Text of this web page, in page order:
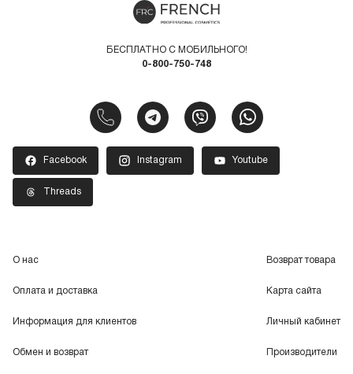
БЕСПЛАТНО С МОБИЛЬНОГО!
0-800-750-748
Facebook Instagram Youtube
Threads
О нас
Оплата и доставка
Информация для клиентов
Обмен и возврат
Возврат товара
Карта сайта
Личный кабинет
Производители